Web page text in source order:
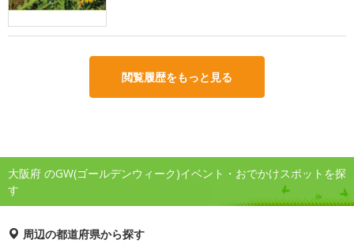
閲覧履歴をもっと見る
大阪府 のGW(ゴールデンウィーク)イベント・おでかけスポットを探
す
周辺の都道府県から探す